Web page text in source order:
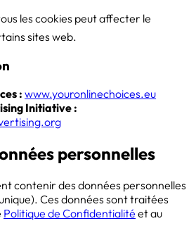
les cookies peut affecter le
sites web.
: www.youronlinechoices.eu
Initiative :
personnelles
contenir des données personnelles
Ces données sont traitées
Politique de Confidentialité et au